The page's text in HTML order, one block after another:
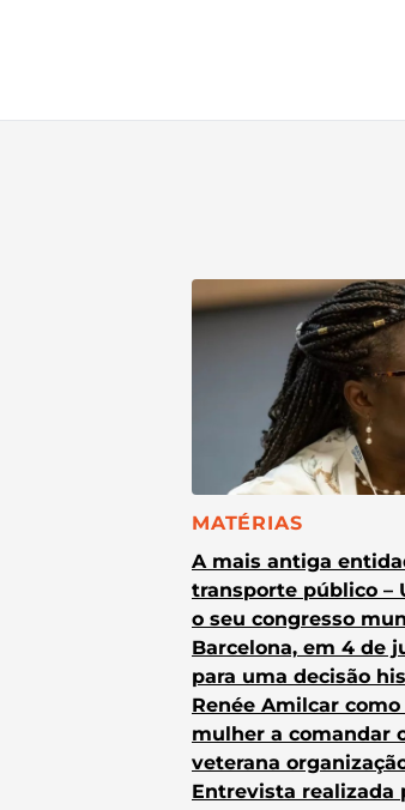
CATEGORIA:
MATÉRIAS
A mais antiga
transporte público –
o seu congresso
Barcelona, em 4 de
para uma decisão
Renée Amilcar
mulher a comandar
veterana
Entrevista realizada